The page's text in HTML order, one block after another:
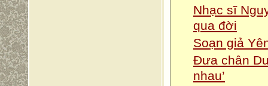
Nhạc sĩ
qua đời
Soạn giả
Đưa chân
nhau’